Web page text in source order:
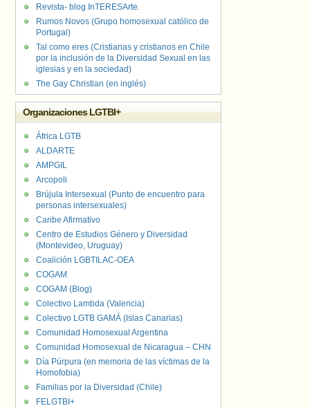
Revista- blog InTERESArte.
Rumos Novos (Grupo homosexual católico de
Portugal)
Tal como eres (Cristianas y cristianos en Chile
por la inclusión de la Diversidad Sexual en las
iglesias y en la sociedad)
The Gay Christian (en inglés)
Organizaciones LGTBI+
África LGTB
ALDARTE
AMPGIL
Arcopoli
Brújula Intersexual (Punto de encuentro para
personas intersexuales)
Caribe Afirmativo
Centro de Estudios Género y Diversidad
(Montevideo, Uruguay)
Coalición LGBTILAC-OEA
COGAM
COGAM (Blog)
Colectivo Lambda (Valencia)
Colectivo LGTB GAMÁ (Islas Canarias)
Comunidad Homosexual Argentina
Comunidad Homosexual de Nicaragua – CHN
Día Púrpura (en memoria de las víctimas de la
Homofobia)
Familias por la Diversidad (Chile)
FELGTBI+